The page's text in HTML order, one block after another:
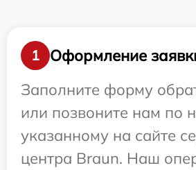
1
Оформление
Заполните форму
или позвоните нам по
указанному на сайте
центра Braun. Наш